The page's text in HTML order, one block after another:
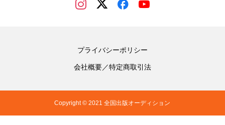
プライバシーポリシー
会社概要／特定商取引法
Copyright © 2021 全国出版オーディション